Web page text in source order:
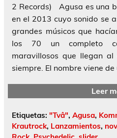
2 Records) Agusa es una
en el 2013 cuyo sonido se
grandes músicos que
los 70 un completo
maravillosos que llegan
siempre. El nombre viene
Leer
Etiquetas: "Tvâ", Agusa,
Krautrock, Lanzamientos,